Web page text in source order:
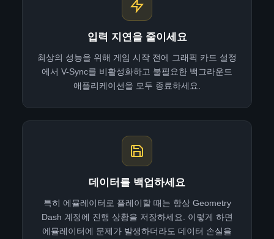
입력 지연을 줄이세요
최상의 성능을 위해 게임 시작 전에 그래픽 카드 설정
에서 V-Sync를 비활성화하고 불필요한 백그라운드
애플리케이션을 모두 종료하세요.
데이터를 백업하세요
특히 에뮬레이터로 플레이할 때는 항상 Geometry
Dash 계정에 진행 상황을 저장하세요. 이렇게 하면
에뮬레이터에 문제가 발생하더라도 데이터 손실을